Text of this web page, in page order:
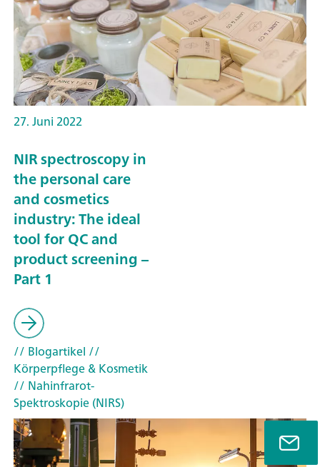
27. Juni 2022
NIR spectroscopy in
the personal care
and cosmetics
industry: The ideal
tool for QC and
product screening –
Part 1
// Blogartikel //
Körperpflege & Kosmetik
// Nahinfrarot-
Spektroskopie (NIRS)